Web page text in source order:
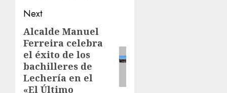
Next
Next
post:
Alcalde Manuel
Ferreira celebra
el éxito de los
bachilleres de
Lechería en el
«El Último